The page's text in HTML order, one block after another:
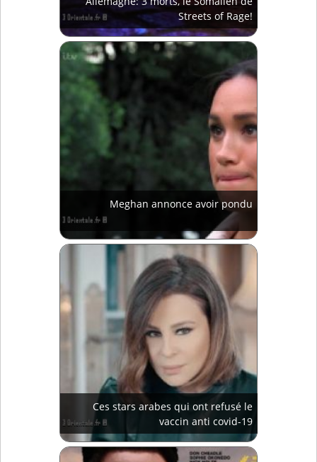
Streets of Rage!
Meghan annonce avoir pondu
Ces stars arabes qui ont refusé le
vaccin anti covid-19